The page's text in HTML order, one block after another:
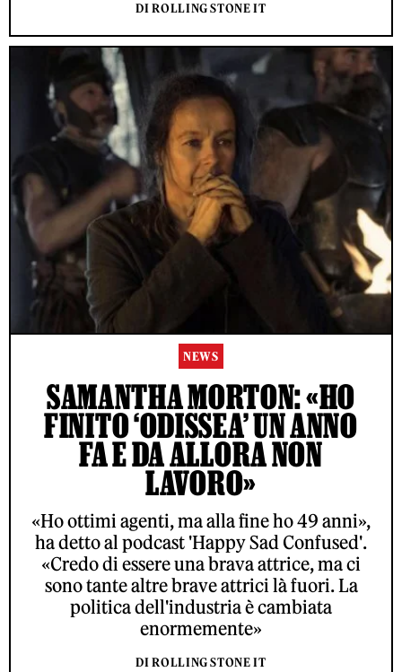
DI ROLLING STONE IT
NEWS
SAMANTHA MORTON: «HO
FINITO ‘ODISSEA’ UN ANNO
FA E DA ALLORA NON
LAVORO»
«Ho ottimi agenti, ma alla fine ho 49 anni»,
ha detto al podcast 'Happy Sad Confused'.
«Credo di essere una brava attrice, ma ci
sono tante altre brave attrici là fuori. La
politica dell'industria è cambiata
enormemente»
DI ROLLING STONE IT